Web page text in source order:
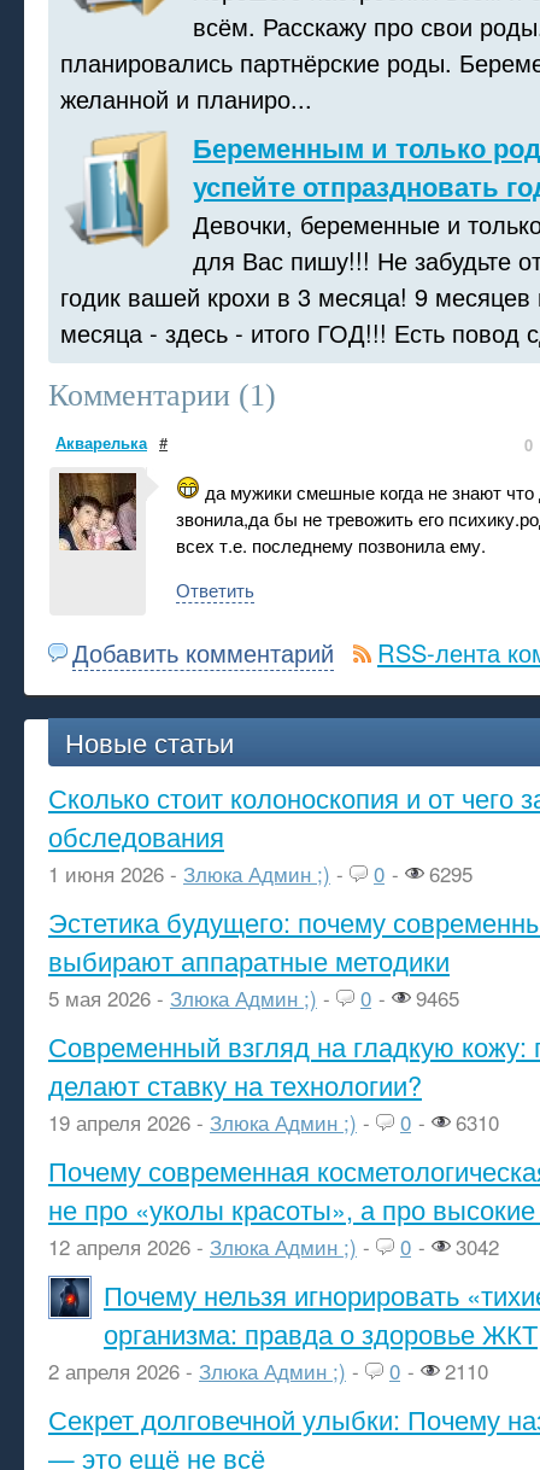
всём. Расскажу про свои
планировались партнёрские роды.
желанной и планиро...
Беременным и только
успейте отпраздновать
Девочки, беременные и
для Вас пишу!!! Не забудьте
годик вашей крохи в 3 месяца! 9 месяцев
месяца - здесь - итого ГОД!!! Есть повод
Комментарии (1)
Акварелька # 0
да мужики смешные когда не знают
звонила,да бы не тревожить его
всех т.е. последнему позвонила ему.
Ответить
Добавить комментарий RSS-лента
Новые статьи
Сколько стоит колоноскопия и от чего
обследования
1 июня 2026 - Злюка Админ ;) - 0 - 6295
Эстетика будущего: почему
выбирают аппаратные методики
5 мая 2026 - Злюка Админ ;) - 0 - 9465
Современный взгляд на гладкую кожу:
делают ставку на технологии?
19 апреля 2026 - Злюка Админ ;) - 0 - 6310
Почему современная
не про «уколы красоты», а про высокие
12 апреля 2026 - Злюка Админ ;) - 0 - 3042
Почему нельзя игнорировать
организма: правда о здоровье ЖКТ
2 апреля 2026 - Злюка Админ ;) - 0 - 2110
Секрет долговечной улыбки: Почему
— это ещё не всё